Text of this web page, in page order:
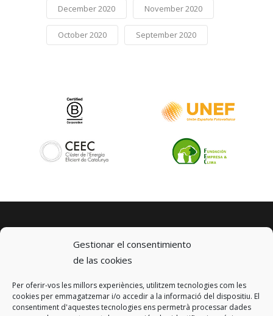
Gestionar el consentimiento
de las cookies
Per oferir-vos les millors experiències, utilitzem tecnologies com les
cookies per emmagatzemar i/o accedir a la informació del dispositiu. El
consentiment d'aquestes tecnologies ens permetrà processar dades
December 2020 November 2020
October 2020 September 2020
© 2023 km0 Energy
Carrer Baldrich 222-226
08223 Terrassa, Barcelona